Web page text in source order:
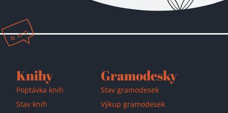
Knihy
Poptávka knih
Stav knih
Gramodesky
Stav gramodesek
Výkup gramodesek